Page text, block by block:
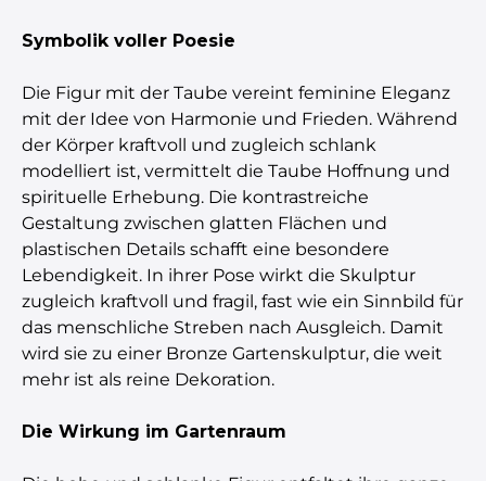
Symbolik voller Poesie
Die Figur mit der Taube vereint feminine Eleganz
mit der Idee von Harmonie und Frieden. Während
der Körper kraftvoll und zugleich schlank
modelliert ist, vermittelt die Taube Hoffnung und
spirituelle Erhebung. Die kontrastreiche
Gestaltung zwischen glatten Flächen und
plastischen Details schafft eine besondere
Lebendigkeit. In ihrer Pose wirkt die Skulptur
zugleich kraftvoll und fragil, fast wie ein Sinnbild für
das menschliche Streben nach Ausgleich. Damit
wird sie zu einer Bronze Gartenskulptur, die weit
mehr ist als reine Dekoration.
Die Wirkung im Gartenraum